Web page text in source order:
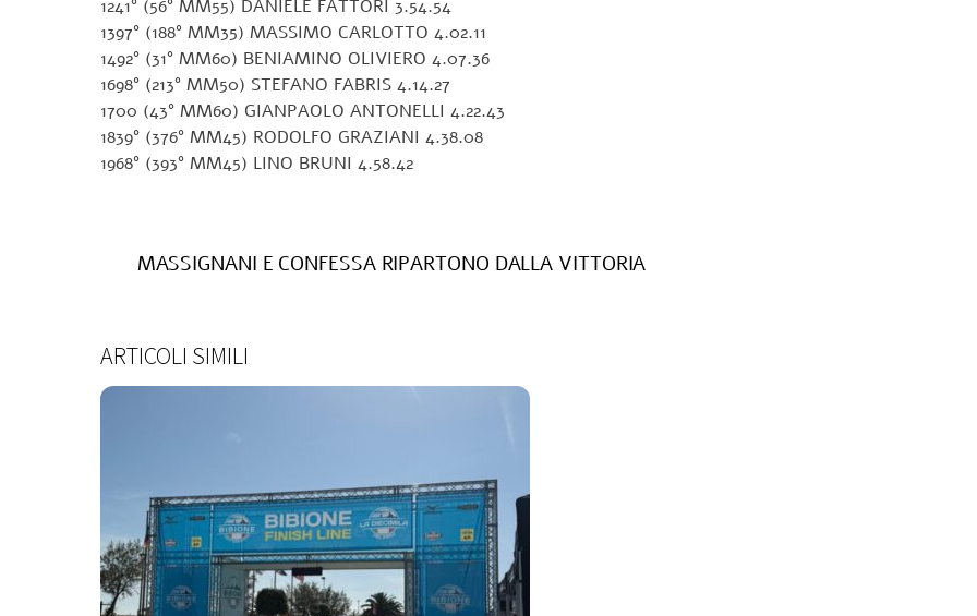
1241° (56° MM55) DANIELE FATTORI 3.54.54
1397° (188° MM35) MASSIMO CARLOTTO 4.02.11
1492° (31° MM60) BENIAMINO OLIVIERO 4.07.36
1698° (213° MM50) STEFANO FABRIS 4.14.27
1700 (43° MM60) GIANPAOLO ANTONELLI 4.22.43
1839° (376° MM45) RODOLFO GRAZIANI 4.38.08
1968° (393° MM45) LINO BRUNI 4.58.42
MASSIGNANI E CONFESSA RIPARTONO DALLA VITTORIA
ARTICOLI SIMILI